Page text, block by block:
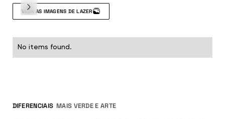
VEJA AS IMAGENS DE LAZER
No items found.
DIFERENCIAIS DE LAZER E COMODIDADE
DIFERENCIAIS MAIS VERDE E ARTE